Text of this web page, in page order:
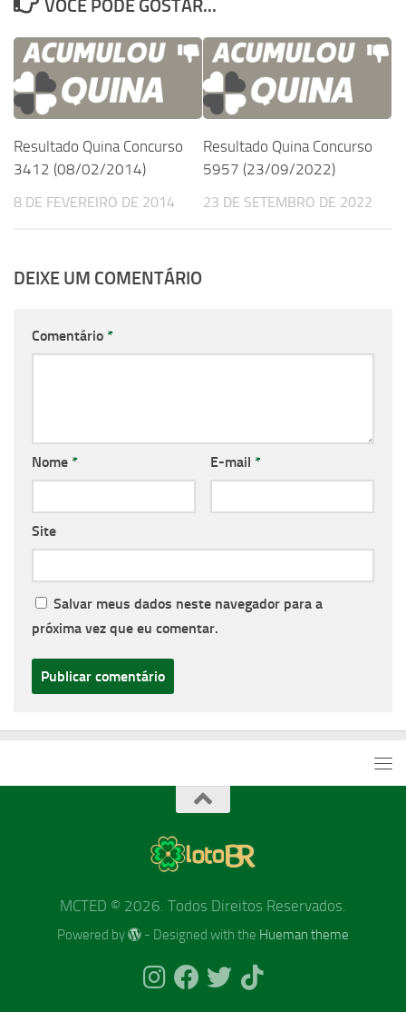
VOCÊ PODE GOSTAR...
Resultado Quina Concurso
3412 (08/02/2014)
8 DE FEVEREIRO DE 2014
Resultado Quina Concurso
5957 (23/09/2022)
23 DE SETEMBRO DE 2022
DEIXE UM COMENTÁRIO
Comentário *
Nome * E-mail *
Site
Salvar meus dados neste navegador para a
próxima vez que eu comentar.
MCTED © 2026. Todos Direitos Reservados.
Powered by - Designed with the Hueman theme